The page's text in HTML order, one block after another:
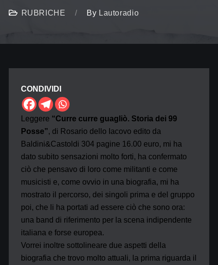
RUBRICHE By Lautoradio
CONDIVIDI
Leggere “Curre curre guagliò. Storia dei 99
Posse”, di Rosario dello Iacovo edito da
Baldini&Castoldi 304 pagine 16.00 euro, mi ha
dato subito sensazioni molto forti, ha confermato
ciò che pensavo di loro come militanti e come
musicisti e, come ovvio in una biografia, mi ha
mostrato il percorso, dei singoli prima e del gruppo
poi, che li ha portati ad essere ciò che sono ora:
una band di riferimento per la scena indipendente
italiana e forse europea.
Vorrei inoltre sottolineare due aspetti della
biografia che trovo molto attuali, la prima riguarda il